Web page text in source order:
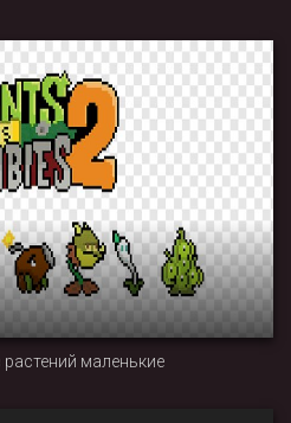
маленькие